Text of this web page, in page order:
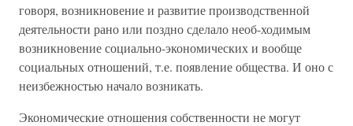
говоря, возникновение и развитие производственной
деятельности рано или поздно сделало необ-ходимым
возникновение социально-экономических и вообще
социальных отношений, т.е. появление общества. И оно с
неизбежностью начало возникать.
Экономические отношения собственности не могут